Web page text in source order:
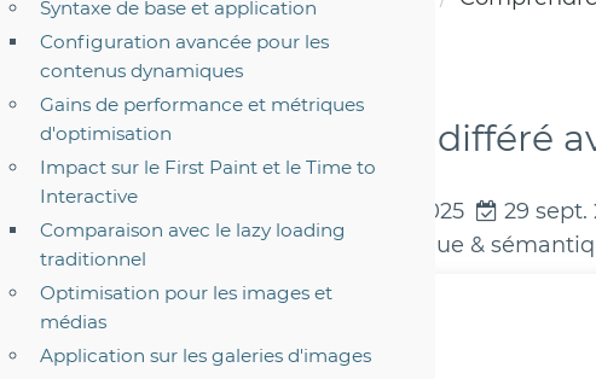
Syntaxe de base et application
Configuration avancée pour les
contenus dynamiques
Gains de performance et métriques
d'optimisation
Impact sur le First Paint et le Time to
Interactive
Comparaison avec le lazy loading
traditionnel
Optimisation pour les images et
médias
Application sur les galeries d'images
Comprendre le rendu différé
Développement Web 13 août 2025 29 sept.
Yoan LE DIZES Expert SEO technique &
Les points clés, Yoma-Web :